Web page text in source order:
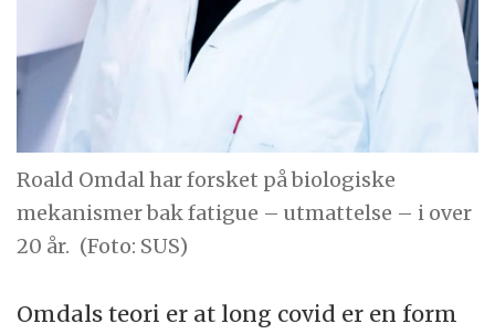
Roald Omdal har forsket på biologiske
mekanismer bak fatigue – utmattelse – i over
20 år. (Foto: SUS)
Omdals teori er at long covid er en form